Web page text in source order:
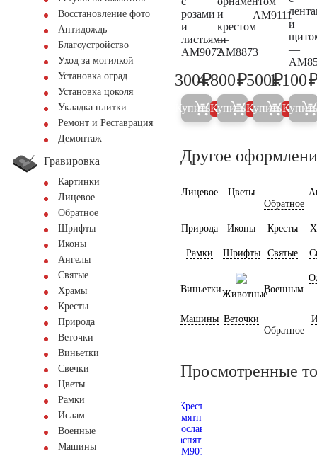
Восстановление фото
Антидождь
Благоустройство
Уход за могилкой
Установка оград
Установка цоколя
Укладка плитки
Ремонт и Реставрация
Демонтаж
Гравировка
Картинки
Лицевое
Обратное
Шрифты
Иконы
Ангелы
Святые
Храмы
Кресты
Природа
Веточки
Виньетки
Свечки
Цветы
Рамки
Ислам
Военные
Машины
розами
и
листьями
AM9072
300
300₽
Купить 5%
и
крестом
—
AM8873
5.000
4.800₽
Купить 5%
AM9111
500
500₽
Купить 5%
и
—
1.100
Купить
Другое
Лицевое
Цветы
Обратное
Природа Иконы Кресты
Рамки Шрифты Святые
ВиньеткиЖивотныеВоенным
Машины Веточки
Обратное
Просмотренные